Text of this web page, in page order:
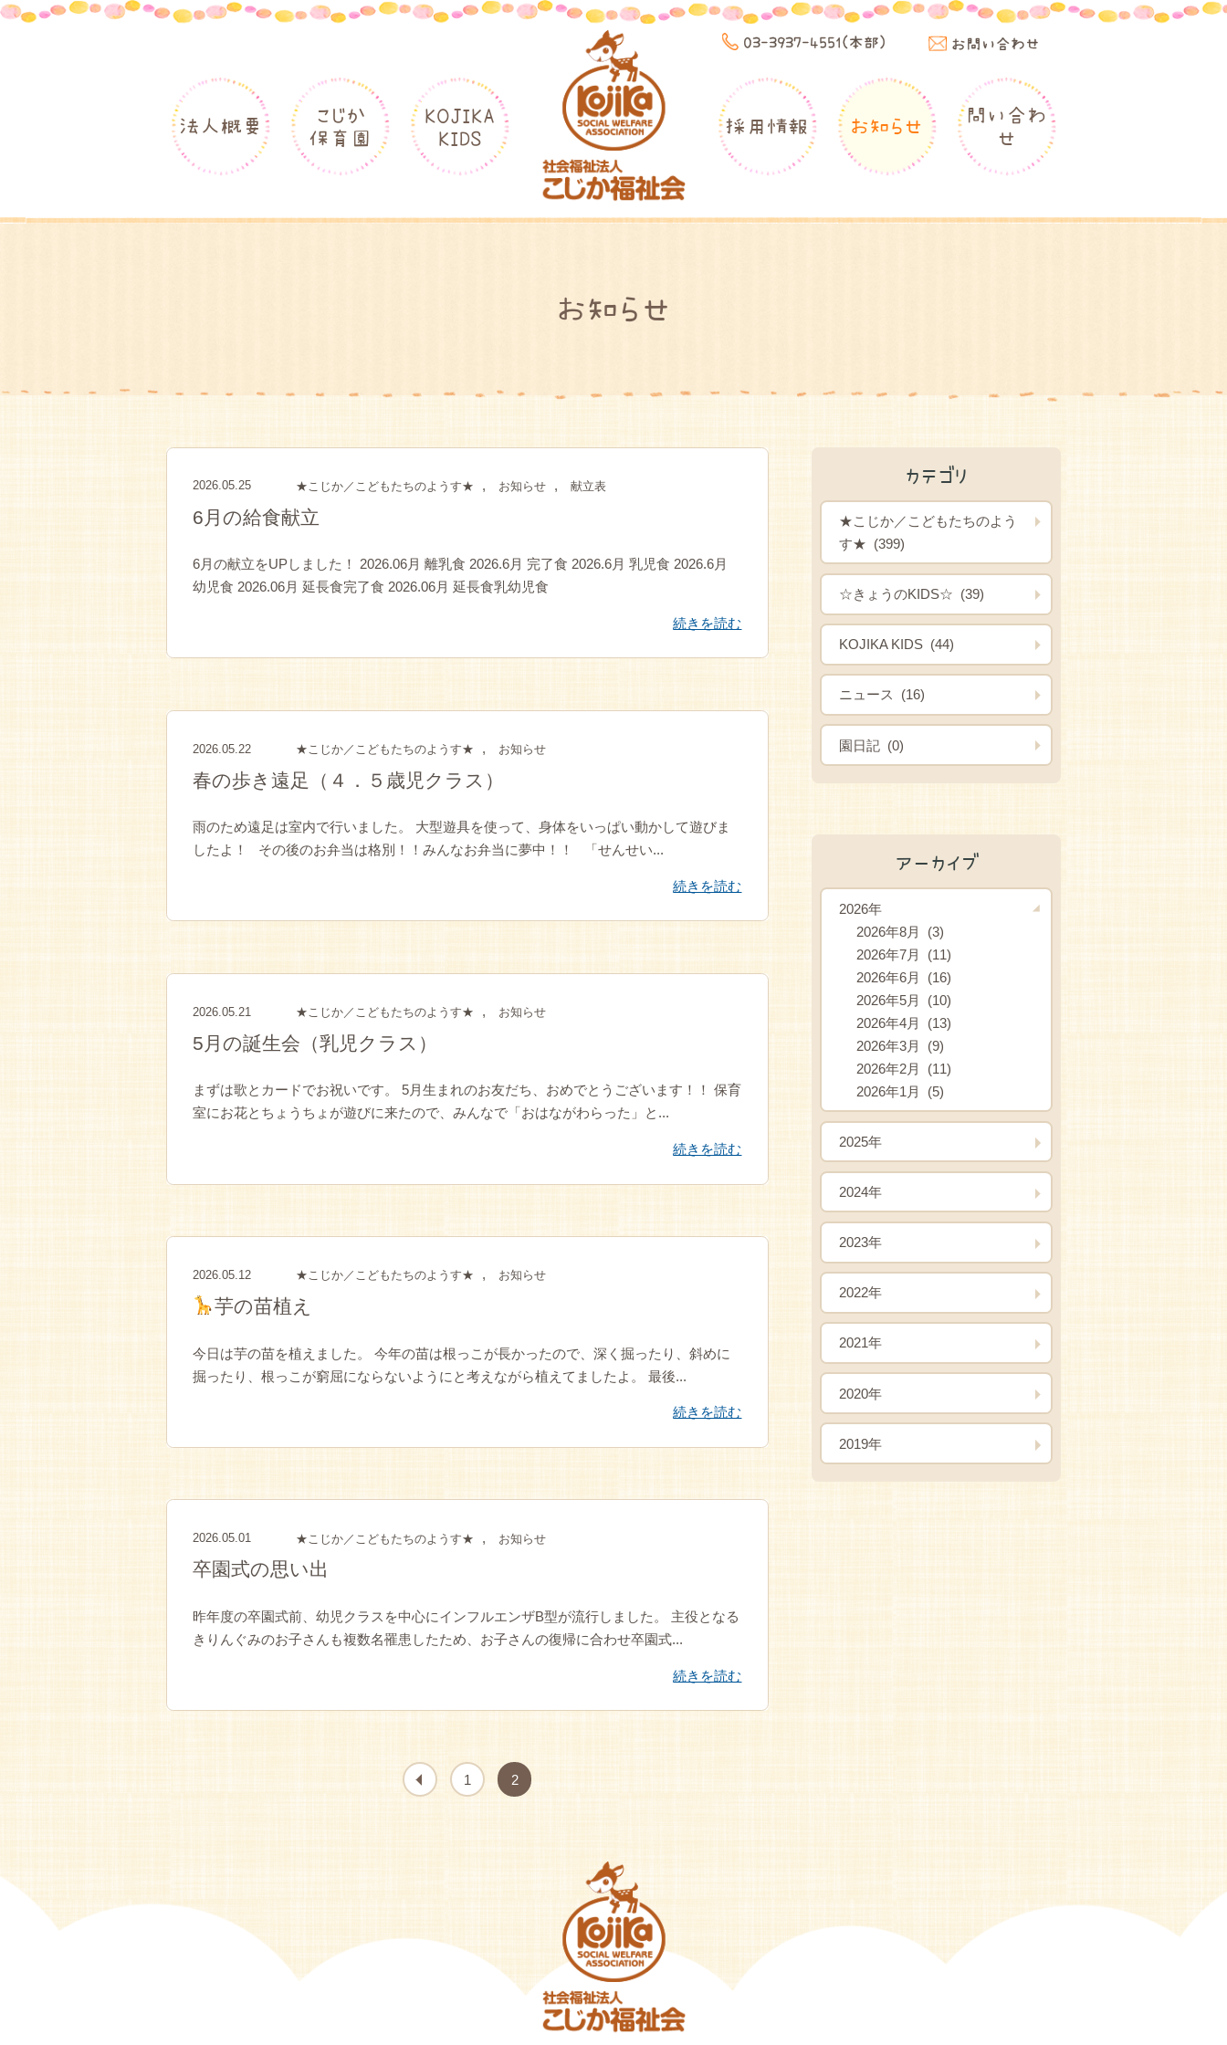
03-3937-4551(本部) お問い合わせ
法人概要
こじか
保育園
KOJIKA
KIDS
採用情報 お知らせ
問い合わ
せ
お知らせ
2026.05.25 ★こじか／こどもたちのようす★ , お知らせ , 献立表
6月の給食献立
6月の献立をUPしました！ 2026.06月 離乳食 2026.6月 完了食 2026.6月 乳児食 2026.6月
幼児食 2026.06月 延長食完了食 2026.06月 延長食乳幼児食
続きを読む
2026.05.22 ★こじか／こどもたちのようす★ , お知らせ
春の歩き遠足（４．５歳児クラス）
雨のため遠足は室内で行いました。 大型遊具を使って、身体をいっぱい動かして遊びま
したよ！ その後のお弁当は格別！！みんなお弁当に夢中！！ 「せんせい...
続きを読む
2026.05.21 ★こじか／こどもたちのようす★ , お知らせ
5月の誕生会（乳児クラス）
まずは歌とカードでお祝いです。 5月生まれのお友だち、おめでとうございます！！ 保育
室にお花とちょうちょが遊びに来たので、みんなで「おはながわらった」と...
続きを読む
2026.05.12 ★こじか／こどもたちのようす★ , お知らせ
芋の苗植え
今日は芋の苗を植えました。 今年の苗は根っこが長かったので、深く掘ったり、斜めに
掘ったり、根っこが窮屈にならないようにと考えながら植えてましたよ。 最後...
続きを読む
2026.05.01 ★こじか／こどもたちのようす★ , お知らせ
卒園式の思い出
昨年度の卒園式前、幼児クラスを中心にインフルエンザB型が流行しました。 主役となる
きりんぐみのお子さんも複数名罹患したため、お子さんの復帰に合わせ卒園式...
続きを読む
1 2
カテゴリ
★こじか／こどもたちのよう
す★ (399)
☆きょうのKIDS☆ (39)
KOJIKA KIDS (44)
ニュース (16)
園日記 (0)
アーカイブ
2026年
2026年8月 (3)
2026年7月 (11)
2026年6月 (16)
2026年5月 (10)
2026年4月 (13)
2026年3月 (9)
2026年2月 (11)
2026年1月 (5)
2025年
2024年
2023年
2022年
2021年
2020年
2019年